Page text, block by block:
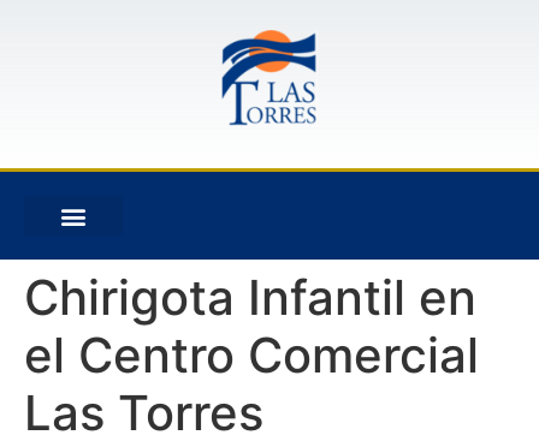
Chirigota Infantil en
el Centro Comercial
Las Torres